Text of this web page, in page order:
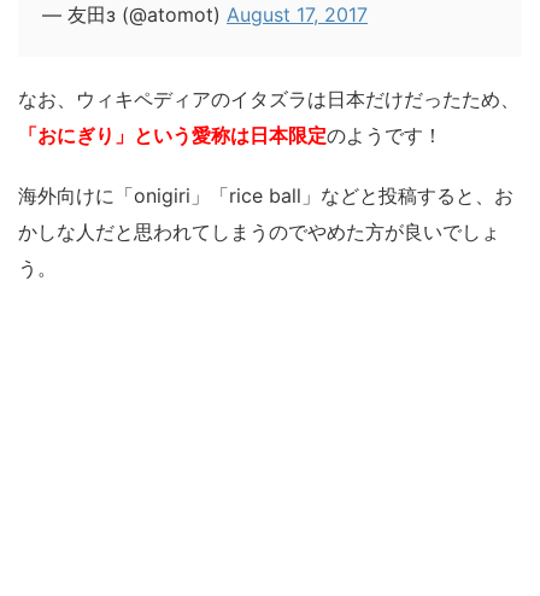
— 友田з (@atomot) August 17, 2017
なお、ウィキペディアのイタズラは日本だけだったため、
「おにぎり」という愛称は日本限定のようです！
海外向けに「onigiri」「rice ball」などと投稿すると、お
かしな人だと思われてしまうのでやめた方が良いでしょ
う。